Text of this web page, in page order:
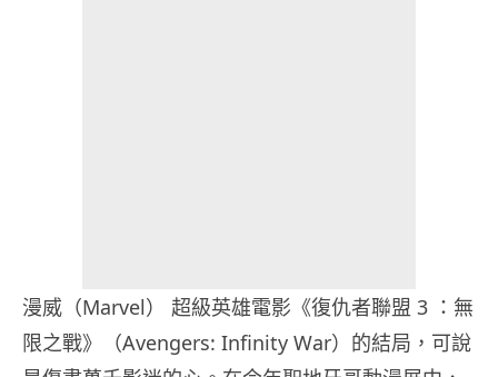
漫威（Marvel） 超級英雄電影《復仇者聯盟 3 ：無
限之戰》（Avengers: Infinity War）的結局，可說